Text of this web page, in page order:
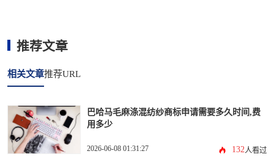
推荐文章
相关文章推荐URL
巴哈马毛麻涤混纺纱商标申请需要多久时间,费
用多少
2026-06-08 01:31:27 132人看过